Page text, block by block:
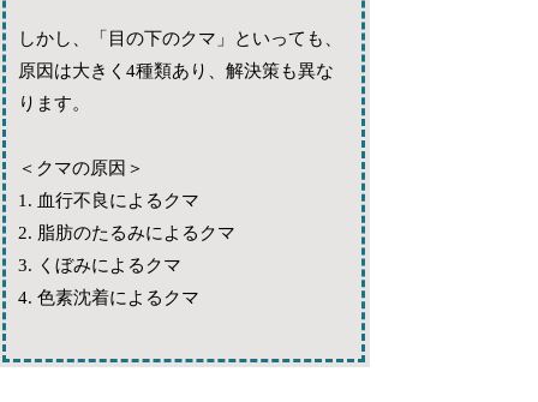
しかし、「目の下のクマ」といっても、
原因は大きく4種類あり、解決策も異な
ります。
＜クマの原因＞
1. 血行不良によるクマ
2. 脂肪のたるみによるクマ
3. くぼみによるクマ
4. 色素沈着によるクマ